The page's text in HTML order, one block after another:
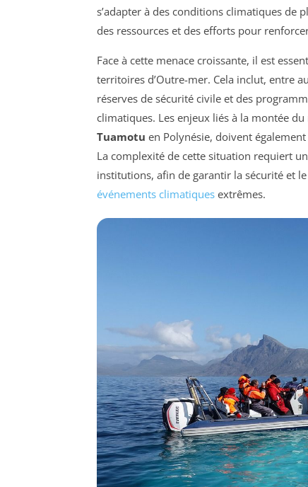
s’adapter à des conditions climatiques de
des ressources et des efforts pour
Face à cette menace croissante, il est
territoires d’Outre-mer. Cela inclut, entre
réserves de sécurité civile et des
climatiques. Les enjeux liés à la montée du
Tuamotu en Polynésie, doivent
La complexité de cette situation requiert
institutions, afin de garantir la sécurité et
événements climatiques extrêmes.